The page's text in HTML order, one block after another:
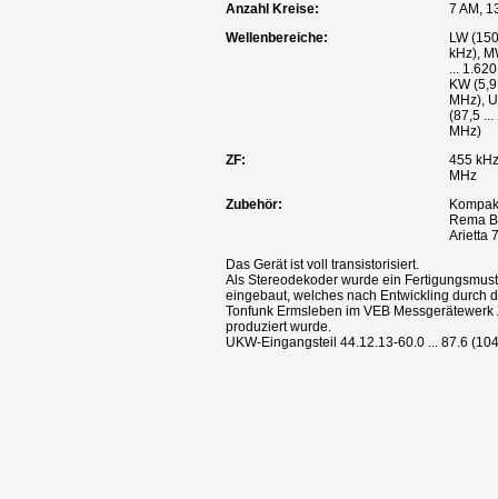
Anzahl Kreise:
7 AM,
Wellenbereiche:
LW
kHz),
...
KW
MHz),
(87,5 ...
MHz)
ZF:
455
MHz
Zubehör:
Rema
Arietta
Das Gerät ist voll transistorisiert.
Als Stereodekoder wurde ein
eingebaut, welches nach Entwickling durch
Tonfunk Ermsleben im VEB Messgerätewerk
produziert wurde.
UKW-Eingangsteil 44.12.13-60.0 ... 87.6